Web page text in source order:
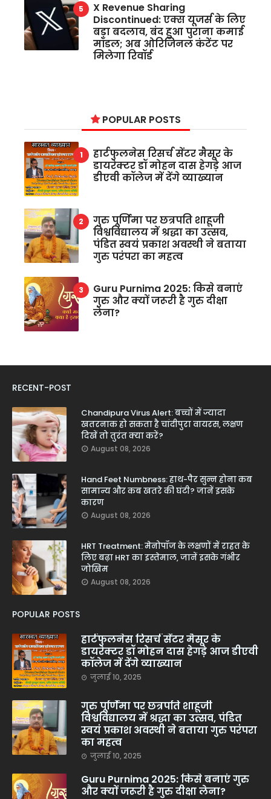
X Revenue Sharing
Discontinued: एक्स यूजर्स के लिए
बड़ा बदलाव, बंद हुआ पुराना कमाई
मॉडल; अब ओरिजिनल कंटेंट पर
मिलेगा रिवॉर्ड
POPULAR POSTS
हार्टफुलनेस रिसर्च सेंटर मैसूर के
डायरेक्टर डॉ मोहन दास हेगड़े आज
डीएवी कॉलेज में देंगे व्याख्यान
गुरु पूर्णिमा पर छत्रपति शाहूजी
विश्वविद्यालय में श्रद्धा का उत्सव,
पंडित स्वयं प्रकाश अवस्थी ने बताया
गुरु परंपरा का महत्व
Guru Purnima 2025: किसे बनाएं
गुरु और क्यों जरूरी है गुरु दीक्षा
लेना?
RECENT-POST
Chandipura Virus Alert: बच्चों में ज्यादा
खतरनाक हो सकता है चांदीपुरा वायरस, लक्षण
दिखें तो तुरंत क्या करें?
August 08, 2026
Hand Feet Numbness: हाथ-पैर सुन्न होना कब
सामान्य और कब खतरे की घंटी? जानें इसके
कारण
August 08, 2026
HRT Treatment: मेनोपॉज के लक्षणों में राहत के
लिए बढ़ा HRT का इस्तेमाल, जानें इसके गंभीर
जोखिम
August 08, 2026
POPULAR POSTS
हार्टफुलनेस रिसर्च सेंटर मैसूर के
डायरेक्टर डॉ मोहन दास हेगड़े आज डीएवी
कॉलेज में देंगे व्याख्यान
जुलाई 10, 2025
गुरु पूर्णिमा पर छत्रपति शाहूजी
विश्वविद्यालय में श्रद्धा का उत्सव, पंडित
स्वयं प्रकाश अवस्थी ने बताया गुरु परंपरा
का महत्व
जुलाई 10, 2025
Guru Purnima 2025: किसे बनाएं गुरु
और क्यों जरूरी है गुरु दीक्षा लेना?